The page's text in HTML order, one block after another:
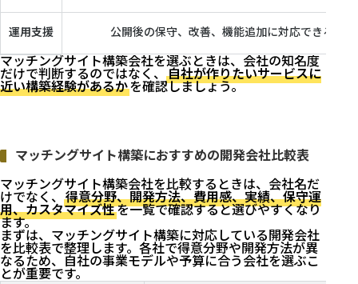
運用支援 公開後の保守、改善、機能追加に対応できるか
マッチングサイト構築会社を選ぶときは、会社の知名度
だけで判断するのではなく、 自社が作りたいサービスに
近い構築経験があるかを確認しましょう。
マッチングサイト構築におすすめの開発会社比較表
マッチングサイト構築会社を比較するときは、会社名だ
けでなく、 得意分野、開発方法、費用感、実績、保守運
用、カスタマイズ性を一覧で確認すると選びやすくなり
ます。
まずは、マッチングサイト構築に対応している開発会社
を比較表で整理します。各社で得意分野や開発方法が異
なるため、自社の事業モデルや予算に合う会社を選ぶこ
とが重要です。